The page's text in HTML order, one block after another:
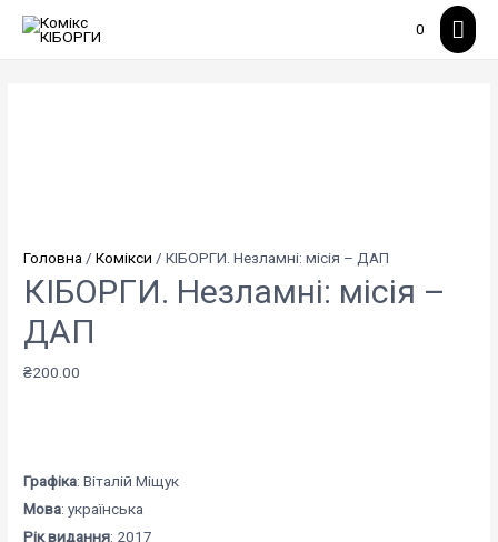
0
Головна/Комікси / КІБОРГИ. Незламні: місія – ДАП
КІБОРГИ. Незламні: місія –
ДАП
₴200.00
Графіка: Віталій Міщук
Мова: українська
Рік видання: 2017